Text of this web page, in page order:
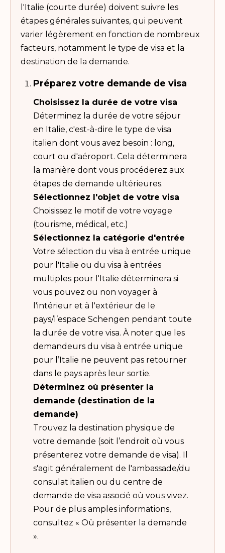
l'Italie (courte durée) doivent suivre les
étapes générales suivantes, qui peuvent
varier légèrement en fonction de nombreux
facteurs, notamment le type de visa et la
destination de la demande.
Préparez votre demande de visa
Choisissez la durée de votre visa
Déterminez la durée de votre séjour
en Italie, c'est-à-dire le type de visa
italien dont vous avez besoin : long,
court ou d'aéroport. Cela déterminera
la manière dont vous procéderez aux
étapes de demande ultérieures.
Sélectionnez l'objet de votre visa
Choisissez le motif de votre voyage
(tourisme, médical, etc.)
Sélectionnez la catégorie d'entrée
Votre sélection du visa à entrée unique
pour l'Italie ou du visa à entrées
multiples pour l'Italie déterminera si
vous pouvez ou non voyager à
l'intérieur et à l'extérieur de le
pays/l’espace Schengen pendant toute
la durée de votre visa. À noter que les
demandeurs du visa à entrée unique
pour l’Italie ne peuvent pas retourner
dans le pays après leur sortie.
Déterminez où présenter la
demande (destination de la
demande)
Trouvez la destination physique de
votre demande (soit l’endroit où vous
présenterez votre demande de visa). Il
s'agit généralement de l'ambassade/du
consulat italien ou du centre de
demande de visa associé où vous vivez.
Pour de plus amples informations,
consultez « Où présenter la demande
».